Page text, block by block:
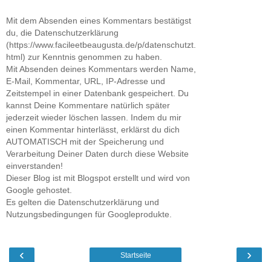
Mit dem Absenden eines Kommentars bestätigst
du, die Datenschutzerklärung
(https://www.facileetbeaugusta.de/p/datenschutzt.
html) zur Kenntnis genommen zu haben.
Mit Absenden deines Kommentars werden Name,
E-Mail, Kommentar, URL, IP-Adresse und
Zeitstempel in einer Datenbank gespeichert. Du
kannst Deine Kommentare natürlich später
jederzeit wieder löschen lassen. Indem du mir
einen Kommentar hinterlässt, erklärst du dich
AUTOMATISCH mit der Speicherung und
Verarbeitung Deiner Daten durch diese Website
einverstanden!
Dieser Blog ist mit Blogspot erstellt und wird von
Google gehostet.
Es gelten die Datenschutzerklärung und
Nutzungsbedingungen für Googleprodukte.
‹ ›
Startseite